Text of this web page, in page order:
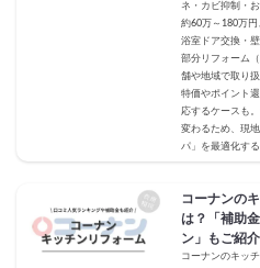
ネ・カビ抑制・
約60万～180万円
浴室ドア交換・
部分リフォーム
舗や地域で取り
特価やポイント
応するケースも
変わるため、現
パ」を最適化す
コーナンの
は？「補助
ン」もご紹介
コーナンのキッ